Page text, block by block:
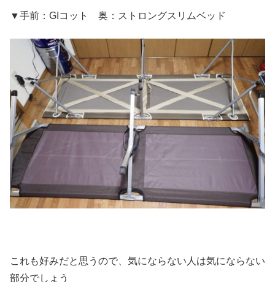
▼手前：GIコット 奥：ストロングスリムベッド
これも好みだと思うので、気にならない人は気にならない
部分でしょう